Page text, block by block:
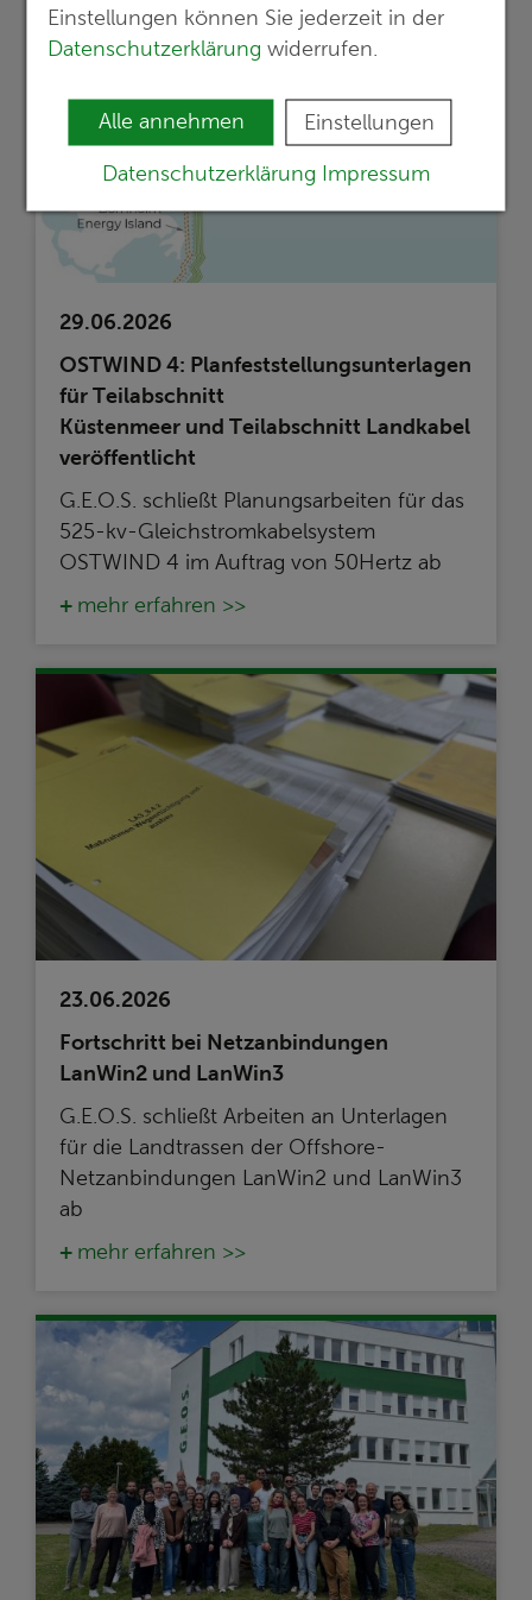
Einstellungen können Sie jederzeit in der
Datenschutzerklärungwiderrufen.
Alle annehmen Einstellungen
Datenschutzerklärung Impressum
29.06.2026
OSTWIND 4: Planfeststellungsunterlagen
für Teilabschnitt
Küstenmeer und Teilabschnitt Landkabel
veröffentlicht
G.E.O.S. schließt Planungsarbeiten für das
525-kv-Gleichstromkabelsystem
OSTWIND 4 im Auftrag von 50Hertz ab
mehr erfahren >>
23.06.2026
Fortschritt bei Netzanbindungen
LanWin2 und LanWin3
G.E.O.S. schließt Arbeiten an Unterlagen
für die Landtrassen der Offshore-
Netzanbindungen LanWin2 und LanWin3
ab
mehr erfahren >>